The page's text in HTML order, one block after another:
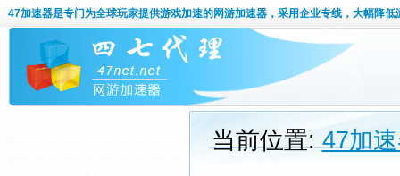
47加速器是专门为全球玩家提供游戏加速的网游加速器，采用企业专线，大幅降低
当前位置:47加